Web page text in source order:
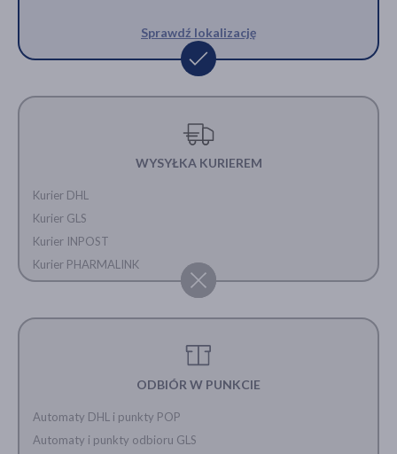
Sprawdź lokalizację
WYSYŁKA KURIEREM
Kurier DHL
Kurier GLS
Kurier INPOST
Kurier PHARMALINK
ODBIÓR W PUNKCIE
Automaty DHL i punkty POP
Automaty i punkty odbioru GLS